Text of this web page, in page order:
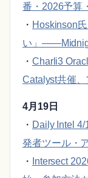
番・2026予算
・ Hoskinson
い」
・ Charli3
Catalyst共催
4月19日
・ Daily Intel
発者ツール・
・
Intersect